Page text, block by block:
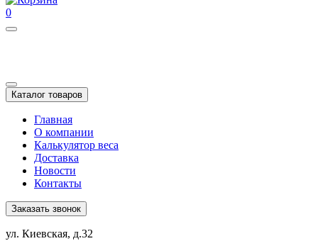
0
Каталог товаров
Главная
О компании
Калькулятор веса
Доставка
Новости
Контакты
Заказать звонок
ул. Киевская, д.32